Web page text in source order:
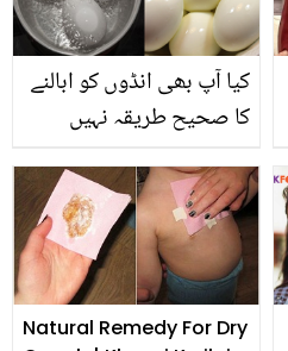
کیا آپ بھی انڈوں کو ابالنے
کا صحیح طریقہ نہیں
دوران انڈہ ٹوٹے بھی نہیں
اور چھلکا بھی آسانی سے
اتر جائے، ابھی یہ طریقہ
آزمائیں اور گرما گرم انڈوں
کا لطف اٹھائیں
Natural Remedy For Dry